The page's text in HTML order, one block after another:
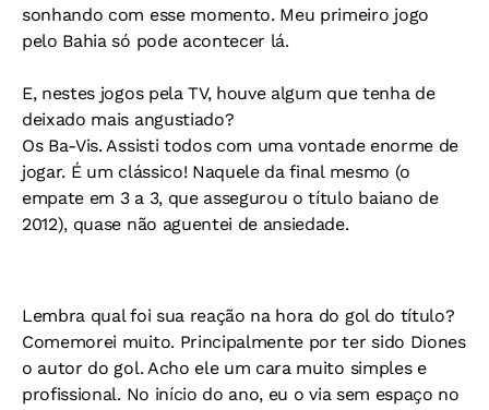
sonhando com esse momento. Meu primeiro jogo
pelo Bahia só pode acontecer lá.
E, nestes jogos pela TV, houve algum que tenha de
deixado mais angustiado?
Os Ba-Vis. Assisti todos com uma vontade enorme de
jogar. É um clássico! Naquele da final mesmo (o
empate em 3 a 3, que assegurou o título baiano de
2012), quase não aguentei de ansiedade.
Lembra qual foi sua reação na hora do gol do título?
Comemorei muito. Principalmente por ter sido Diones
o autor do gol. Acho ele um cara muito simples e
profissional. No início do ano, eu o via sem espaço no